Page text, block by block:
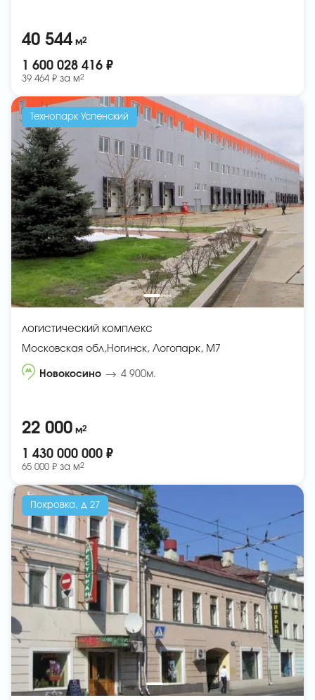
40 544 м2
1 600 028 416 ₽
39 464 ₽ за м2
Технопарк Успенский
логистический комплекс
Московская обл,Ногинск, Логопарк, М7
Новокосино 4 900м.
22 000 м2
1 430 000 000 ₽
65 000 ₽ за м2
Покровка, д 27